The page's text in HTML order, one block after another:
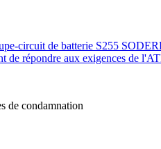
circuit de batterie S255
de répondre aux exigences de
de condamnation